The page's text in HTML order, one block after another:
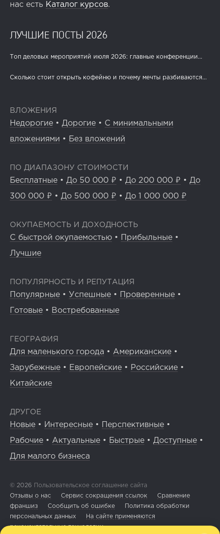
нас есть Каталог курсов.
ЛУЧШИЕ ПОСТЫ 2026
Топ деловых мероприятий июля 2026: главные конференции...
Сколько стоит открыть кофейню и почему мечты разбиваются...
ВЛОЖЕНИЯ
Недорогие • Дорогие • С минимальными
вложениями • Без вложений
ПО ДИАПАЗОНУ СТОИМОСТИ
Бесплатные • До 50 000 ₽ • До 200 000 ₽ • До
300 000 ₽ • До 500 000 ₽ • До 1 000 000 ₽
ОКУПАЕМОСТЬ И ДОХОДНОСТЬ
С быстрой окупаемостью • Прибыльные •
Лучшие
ПОПУЛЯРНОСТЬ И РЕПУТАЦИЯ
Популярные • Успешные • Проверенные •
Готовые • Востребованные
ГЕОГРАФИЯ
Для маленького города • Американские •
Зарубежные • Европейские • Российские •
Китайские
ДРУГОЕ
Новые • Интересные • Перспективные •
Рабочие • Актуальные • Быстрые • Доступные •
Для малого бизнеса
© 2026 Пользовательское соглашение сайта
Отзывы о нас
Сервис сокращения ссылок
Сравнение
франшиз
Сообщить об ошибке
Политика обработки
персональных данных
На сайте применяются
рекомендательные технологии